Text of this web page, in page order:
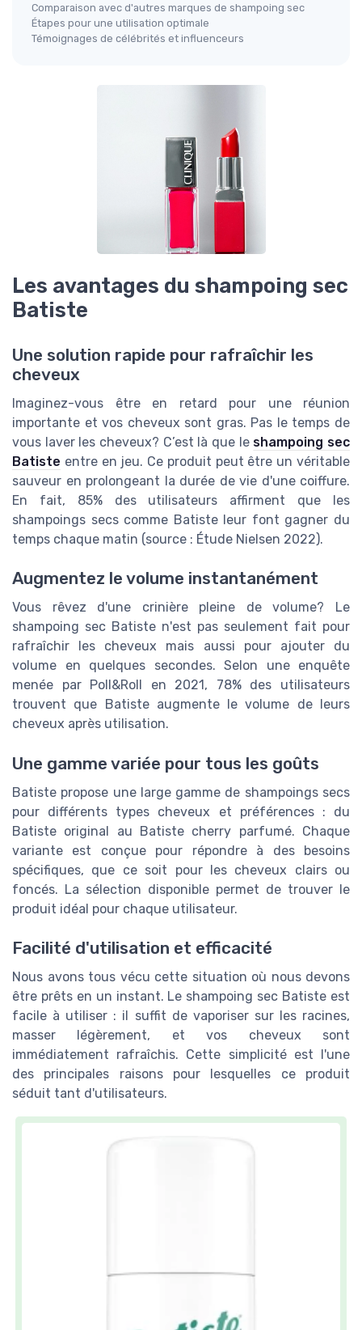
Comparaison avec d'autres marques de shampoing sec
Étapes pour une utilisation optimale
Témoignages de célébrités et influenceurs
Les avantages du shampoing sec
Batiste
Une solution rapide pour rafraîchir les
cheveux
Imaginez-vous être en retard pour une réunion
importante et vos cheveux sont gras. Pas le temps de
vous laver les cheveux? C’est là que le shampoing sec
Batiste entre en jeu. Ce produit peut être un véritable
sauveur en prolongeant la durée de vie d'une coiffure.
En fait, 85% des utilisateurs affirment que les
shampoings secs comme Batiste leur font gagner du
temps chaque matin (source : Étude Nielsen 2022).
Augmentez le volume instantanément
Vous rêvez d'une crinière pleine de volume? Le
shampoing sec Batiste n'est pas seulement fait pour
rafraîchir les cheveux mais aussi pour ajouter du
volume en quelques secondes. Selon une enquête
menée par Poll&Roll en 2021, 78% des utilisateurs
trouvent que Batiste augmente le volume de leurs
cheveux après utilisation.
Une gamme variée pour tous les goûts
Batiste propose une large gamme de shampoings secs
pour différents types cheveux et préférences : du
Batiste original au Batiste cherry parfumé. Chaque
variante est conçue pour répondre à des besoins
spécifiques, que ce soit pour les cheveux clairs ou
foncés. La sélection disponible permet de trouver le
produit idéal pour chaque utilisateur.
Facilité d'utilisation et efficacité
Nous avons tous vécu cette situation où nous devons
être prêts en un instant. Le shampoing sec Batiste est
facile à utiliser : il suffit de vaporiser sur les racines,
masser légèrement, et vos cheveux sont
immédiatement rafraîchis. Cette simplicité est l'une
des principales raisons pour lesquelles ce produit
séduit tant d'utilisateurs.